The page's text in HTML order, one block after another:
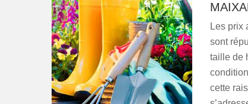
Les prix
sont
taille de
cette